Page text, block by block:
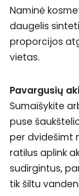
Naminė
daugelis
proporcijos
vietas.
Pavargusių
Sumaišykite
puse
per dvidešimt
ratilus aplink
sudirgintus,
tik šiltu